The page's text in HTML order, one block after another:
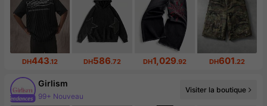
DH443.12 DH586.72 DH1,029.92 DH601.22
Girlism
Visiter la boutique